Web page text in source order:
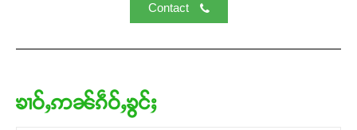
Contact
ၶၢဝ်ႇဢၼ်ၵဵဝ်ႇၶွင်ႈ